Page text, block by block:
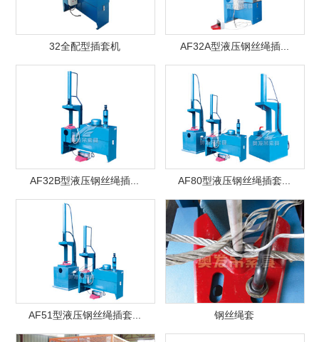
32全配型插套机 AF32A型液压钢丝绳插...
AF32B型液压钢丝绳插... AF80型液压钢丝绳插套...
AF51型液压钢丝绳插套... 钢丝绳套